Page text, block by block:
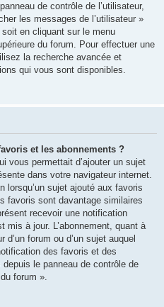
de contrôle de l’utilisateur,
les messages de l’utilisateur »
en cliquant sur le menu
du forum. Pour effectuer une
la recherche avancée et
qui vous sont disponibles.
et les abonnements ?
vous permettait d’ajouter un sujet
dans votre navigateur internet.
lorsqu’un sujet ajouté aux favoris
favoris sont davantage similaires
recevoir une notification
mis à jour. L’abonnement, quant à
forum ou d’un sujet auquel
des favoris et des
le panneau de contrôle de
forum ».